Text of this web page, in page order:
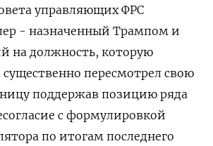
управляющих ФРС
- назначенный Трампом и
на должность, которую
пересмотрел свою
поддержав позицию ряда
с формулировкой
по итогам последнего